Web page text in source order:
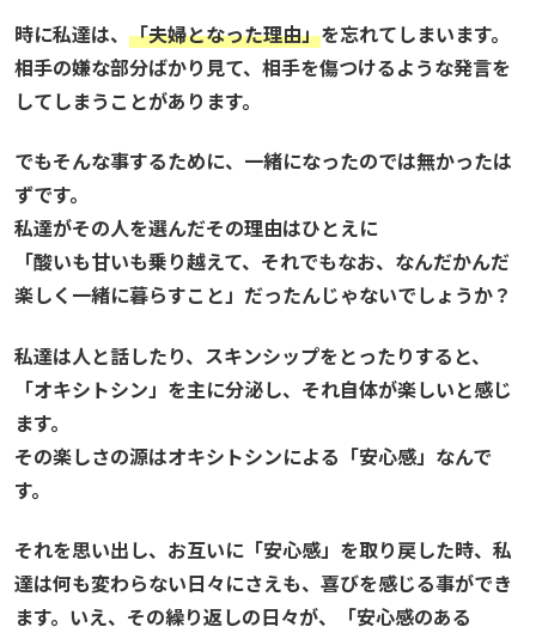
時に私達は、 「夫婦となった理由」を忘れてしまいます。
相手の嫌な部分ばかり見て、相手を傷つけるような発言を
してしまうことがあります。
でもそんな事するために、一緒になったのでは無かったは
ずです。
私達がその人を選んだその理由はひとえに
「酸いも甘いも乗り越えて、それでもなお、なんだかんだ
楽しく一緒に暮らすこと」だったんじゃないでしょうか？
私達は人と話したり、スキンシップをとったりすると、
「オキシトシン」を主に分泌し、それ自体が楽しいと感じ
ます。
その楽しさの源はオキシトシンによる「安心感」なんで
す。
それを思い出し、お互いに「安心感」を取り戻した時、私
達は何も変わらない日々にさえも、喜びを感じる事ができ
ます。いえ、その繰り返しの日々が、「安心感のある